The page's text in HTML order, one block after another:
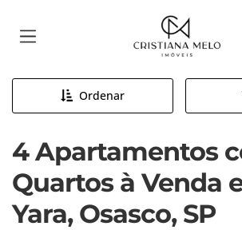
Página inicial
Ordenar
4 Apartamentos
Quartos à Venda
Yara, Osasco, SP